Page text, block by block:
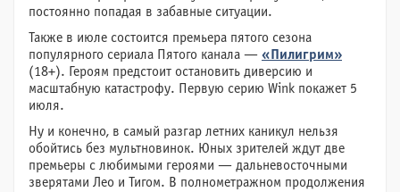
постоянно попадая в забавные ситуации.
Также в июле состоится премьера пятого сезона
популярного сериала Пятого канала — «Пилигрим»
(18+). Героям предстоит остановить диверсию и
масштабную катастрофу. Первую серию Wink покажет 5
июля.
Ну и конечно, в самый разгар летних каникул нельзя
обойтись без мультновинок. Юных зрителей ждут две
премьеры с любимыми героями — дальневосточными
зверятами Лео и Тигом. В полнометражном продолжения